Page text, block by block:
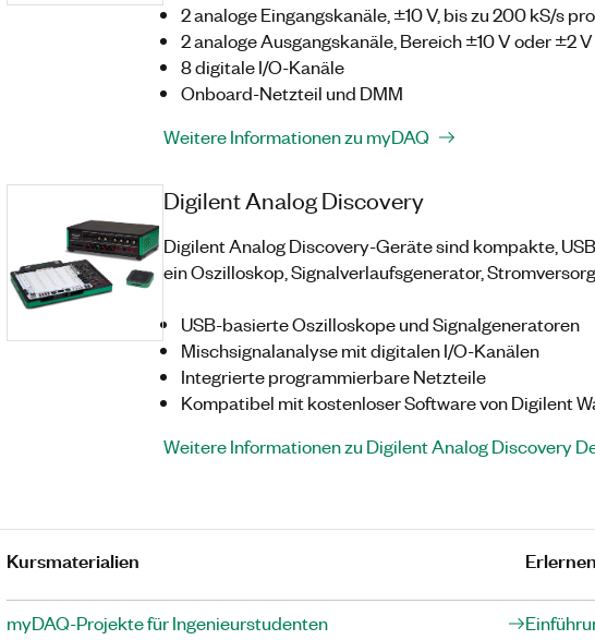
2 analoge Eingangskanäle, ±10 V, bis zu 200 kS/s
2 analoge Ausgangskanäle, Bereich ±10 V oder ±2 V
8 digitale I/O-Kanäle
Onboard-Netzteil und DMM
Weitere Informationen zu myDAQ
Digilent Analog Discovery
Digilent Analog Discovery-Geräte sind kompakte,
ein Oszilloskop, Signalverlaufsgenerator,
USB-basierte Oszilloskope und Signalgeneratoren
Mischsignalanalyse mit digitalen I/O-Kanälen
Integrierte programmierbare Netzteile
Kompatibel mit kostenloser Software von Digilent
Weitere Informationen zu Digilent Analog Discovery
Kursmaterialien
myDAQ-Projekte für Ingenieurstudenten